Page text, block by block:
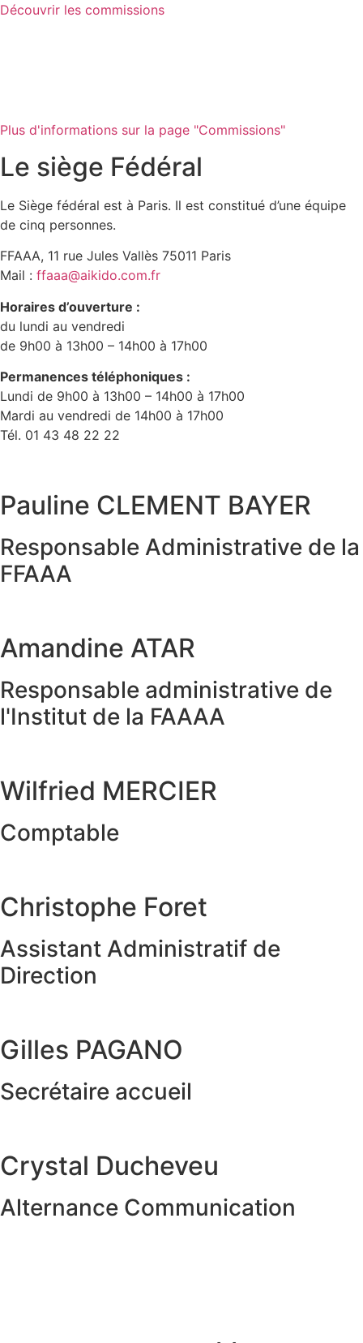
Découvrir les commissions
Plus d'informations sur la page "Commissions"
Le siège Fédéral
Le Siège fédéral est à Paris. Il est constitué d’une équipe
de cinq personnes.
FFAAA, 11 rue Jules Vallès 75011 Paris
Mail : ffaaa@aikido.com.fr
Horaires d’ouverture :
du lundi au vendredi
de 9h00 à 13h00 – 14h00 à 17h00
Permanences téléphoniques :
Lundi de 9h00 à 13h00 – 14h00 à 17h00
Mardi au vendredi de 14h00 à 17h00
Tél. 01 43 48 22 22
Pauline CLEMENT BAYER
Responsable Administrative de la
FFAAA
Amandine ATAR
Responsable administrative de
l'Institut de la FAAAA
Wilfried MERCIER
Comptable
Christophe Foret
Assistant Administratif de
Direction
Gilles PAGANO
Secrétaire accueil
Crystal Ducheveu
Alternance Communication